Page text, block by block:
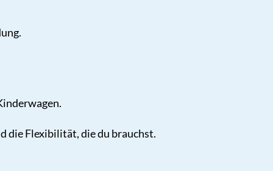
die Flexibilität, die du brauchst.